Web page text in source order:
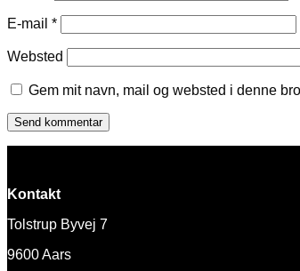
E-mail *
Websted
Gem mit navn, mail og websted i denne
Kontakt
Tolstrup Byvej 7
9600 Aars